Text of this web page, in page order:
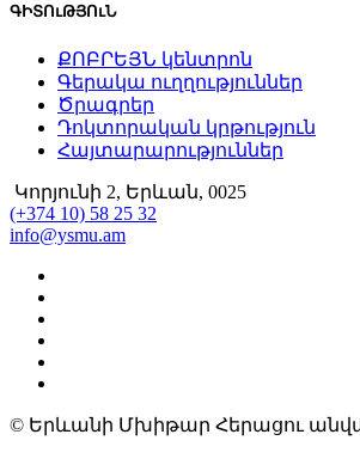
ԳԻՏՈւԹՅՈւՆ
ՔՈԲՐԵՅՆ կենտրոն
Գերակա ուղղություններ
Ծրագրեր
Դոկտորական կրթություն
Հայտարարություններ
Կորյունի 2, Երևան, 0025
(+374 10) 58 25 32
info@ysmu.am
© Երևանի Մխիթար Հերացու